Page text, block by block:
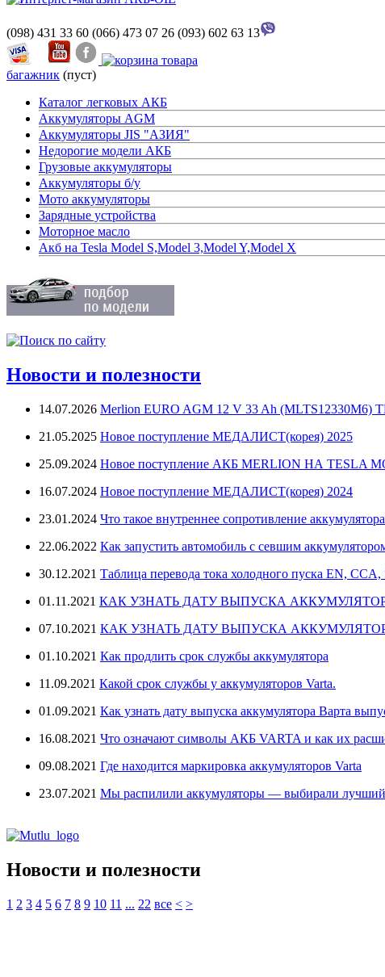
(098) 431 33 60 (066) 473 07 26 (093) 602 63 13
багажник (пуст)
Каталог легковых АКБ
Аккумуляторы AGM
Аккумуляторы JIS "АЗИЯ"
Недорогие модели АКБ
Грузовые аккумуляторы
Аккумуляторы б/у
Мото аккумуляторы
Зарядные устройства
Моторное масло
Акб на Tesla Model S,Model 3,Model Y,Model X
Новости и полезности
14.07.2026 Merlion EURO AGM 12 V 33 Ah (MLTS12330M6)
21.05.2025 Новое поступление МЕДАЛИСТ(корея) 2025
25.09.2024 Новое поступление АКБ MERLION НА TESLA
16.07.2024 Новое поступление МЕДАЛИСТ(корея) 2024
23.01.2024 Что такое внутреннее сопротивление
22.06.2022 Как запустить автомобиль с севшим
30.12.2021 Таблица перевода тока холодного пуска EN,
01.11.2021 КАК УЗНАТЬ ДАТУ ВЫПУСКА
07.10.2021 КАК УЗНАТЬ ДАТУ ВЫПУСКА
01.10.2021 Как продлить срок службы аккумулятора
11.09.2021 Какой срок службы у аккумуляторов Varta.
01.09.2021 Как узнать дату выпуска аккумулятора Варта
16.08.2021 Что означают символы АКБ VARTA и как их
09.08.2021 Где находится маркировка аккумуляторов Varta
23.07.2021 Мы распилили аккумуляторы — выбирали
Новости и полезности
1 2 3 4 5 6 7 8 9 10 11 ... 22 все < >